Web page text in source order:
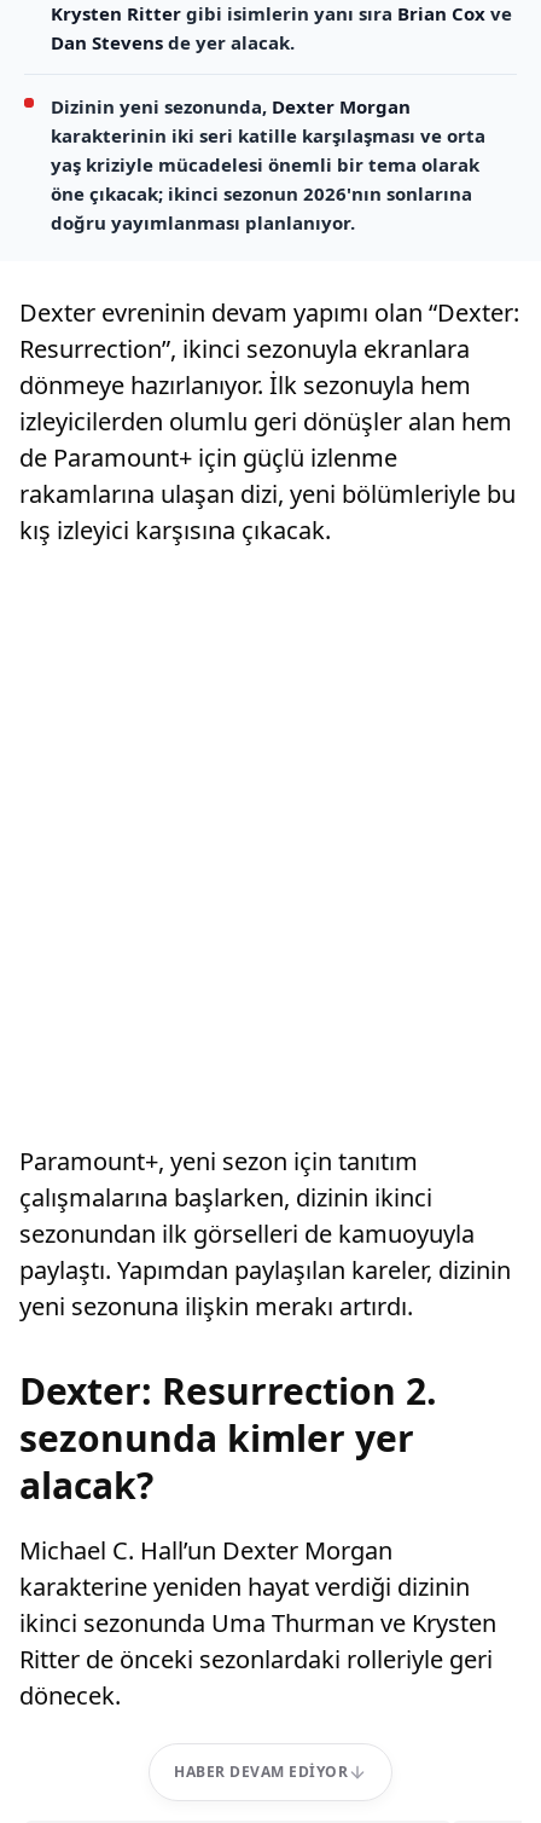
Krysten Ritter gibi isimlerin yanı sıra Brian Cox ve
Dan Stevens de yer alacak.
Dizinin yeni sezonunda, Dexter Morgan
karakterinin iki seri katille karşılaşması ve orta
yaş kriziyle mücadelesi önemli bir tema olarak
öne çıkacak; ikinci sezonun 2026'nın sonlarına
doğru yayımlanması planlanıyor.
Dexter evreninin devam yapımı olan “Dexter:
Resurrection”, ikinci sezonuyla ekranlara
dönmeye hazırlanıyor. İlk sezonuyla hem
izleyicilerden olumlu geri dönüşler alan hem
de Paramount+ için güçlü izlenme
rakamlarına ulaşan dizi, yeni bölümleriyle bu
kış izleyici karşısına çıkacak.
Paramount+, yeni sezon için tanıtım
çalışmalarına başlarken, dizinin ikinci
sezonundan ilk görselleri de kamuoyuyla
paylaştı. Yapımdan paylaşılan kareler, dizinin
yeni sezonuna ilişkin merakı artırdı.
Dexter: Resurrection 2.
sezonunda kimler yer
alacak?
Michael C. Hall’un Dexter Morgan
karakterine yeniden hayat verdiği dizinin
ikinci sezonunda Uma Thurman ve Krysten
Ritter de önceki sezonlardaki rolleriyle geri
dönecek.
HABER DEVAM EDIYOR